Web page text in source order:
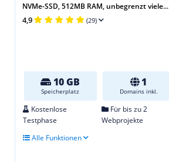
NVMe-SSD, 512MB RAM, unbegrenzt viele...
4,9 (29)
10 GB
Speicherplatz
1
Domains inkl.
Kostenlose
Testphase
Für bis zu 2
Webprojekte
Alle Funktionen